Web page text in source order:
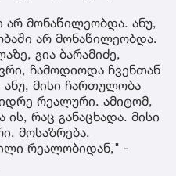
არ მონაწილეობდა. ანუ,
არ მონაწილეობდა.
გია ბარამიძე,
ჩამოდიოდა ჩვენთან
მისი ჩართულობა
რეალური. ამიტომ,
რაც განაცხადა. მისი
მოსაზრება,
რეალობიდან," -